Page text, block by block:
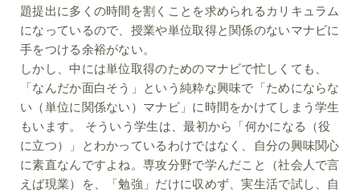
題提出に多くの時間を割くことを求められるカリキュラム
になっているので、授業や単位取得と関係のないマナビに
手をつける余裕がない。
しかし、中には単位取得のためのマナビで忙しくても、
「なんだか面白そう」という純粋な興味で「ためにならな
い（単位に関係ない）マナビ」に時間をかけてしまう学生
もいます。 そういう学生は、最初から「何かになる（役
に立つ）」とわかっているわけではなく、自分の興味関心
に素直なんですよね。専攻分野で学んだこと（社会人で言
えば現業）を、「勉強」だけに収めず、実生活で試し、自